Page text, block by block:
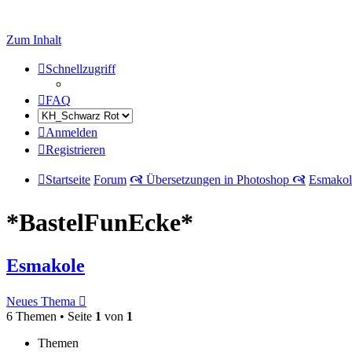
Zum Inhalt
Schnellzugriff
FAQ
Anmelden
Registrieren
Startseite Forum 🙧 Übersetzungen in Photoshop 🙧
*BastelFunEcke*
Esmakole
Neues Thema
6 Themen • Seite 1 von 1
Themen